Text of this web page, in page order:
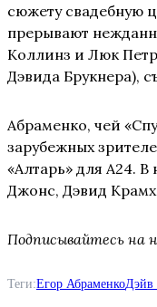
сюжету свадебную
прерывают
Коллинз и Люк
Дэвида Брукнера),
Абраменко, чей
зарубежных
«Алтарь» для A24.
Джонс, Дэвид
Подписывайтесь на
Теги:Егор АбраменкоДэйв